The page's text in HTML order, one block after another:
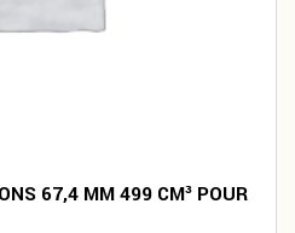
67,4 MM 499 CM³ POUR